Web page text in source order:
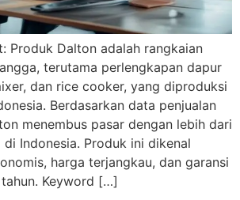
Produk Dalton adalah rangkaian
terutama perlengkapan dapur
dan rice cooker, yang diproduksi
Berdasarkan data penjualan
menembus pasar dengan lebih dari
di Indonesia. Produk ini dikenal
harga terjangkau, dan garansi
Keyword […]